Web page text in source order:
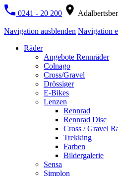
0241 - 20 200
Navigation ausblenden Navigation
Räder
Angebote Rennräder
Colnago
Cross/Gravel
Drössiger
E-Bikes
Lenzen
Rennrad
Rennrad Disc
Cross / Gravel
Trekking
Farben
Bildergalerie
Sensa
Simplon